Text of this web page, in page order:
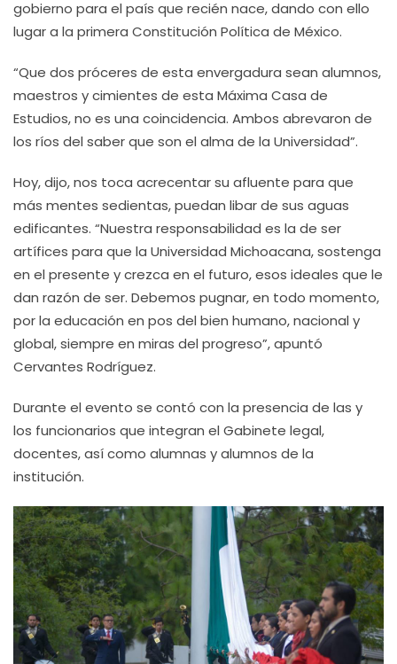
gobierno para el país que recién nace, dando con ello
lugar a la primera Constitución Política de México.
“Que dos próceres de esta envergadura sean alumnos,
maestros y cimientes de esta Máxima Casa de
Estudios, no es una coincidencia. Ambos abrevaron de
los ríos del saber que son el alma de la Universidad”.
Hoy, dijo, nos toca acrecentar su afluente para que
más mentes sedientas, puedan libar de sus aguas
edificantes. “Nuestra responsabilidad es la de ser
artífices para que la Universidad Michoacana, sostenga
en el presente y crezca en el futuro, esos ideales que le
dan razón de ser. Debemos pugnar, en todo momento,
por la educación en pos del bien humano, nacional y
global, siempre en miras del progreso”, apuntó
Cervantes Rodríguez.
Durante el evento se contó con la presencia de las y
los funcionarios que integran el Gabinete legal,
docentes, así como alumnas y alumnos de la
institución.